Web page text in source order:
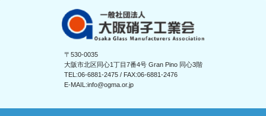
〒530-0035
大阪市北区同心1丁目7番4号 Gran Pino 同心3階
TEL:06-6881-2475/ FAX:06-6881-2476
E-MAIL:info@ogma.or.jp